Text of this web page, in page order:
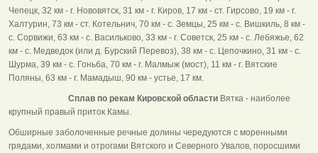
Чепецк, 32 км - г. Нововятск, 31 км - г. Киров, 17 км - ст. Гирсово, 19 км - г.
Халтурин, 73 км - ст. Котельнич, 70 км - с. Земцы, 25 км - с. Вишкиль, 8 км -
с. Сорвижи, 63 км - с. Васильково, 33 км - г. Советск, 25 км - с. Лебяжье, 62
км - с. Медведок (или д. Бурский Перевоз), 38 км - с. Цепочкино, 31 км - с.
Шурма, 39 км - с. Гоньба, 70 км - г. Малмыж (мост), 11 км - г. Вятские
Поляны, 63 км - г. Мамадыш, 90 км - устье, 17 км.
Сплав по рекам Кировской области Вятка - наиболее
крупный правый приток Камы.
Обширные заболоченные речные долины чередуются с моренными
грядами, холмами и отрогами Вятского и Северного Увалов, поросшими